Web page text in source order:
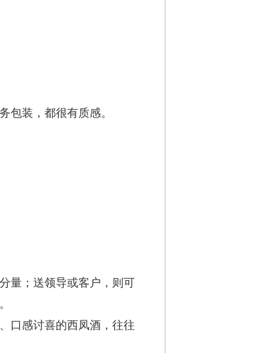
包装，都很有质感。
量；送领导或客户，则可
口感讨喜的西凤酒，往往